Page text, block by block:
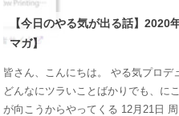
【今日のやる気が出る話】
マガ】
皆さん、こんにちは。 やる気プロデ
どんなにツラいことばかりでも、に
が向こうからやってくる 12月21日